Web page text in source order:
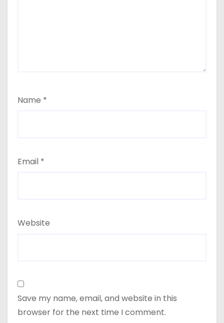
Name *
Email *
Website
Save my name, email, and website in this
browser for the next time I comment.